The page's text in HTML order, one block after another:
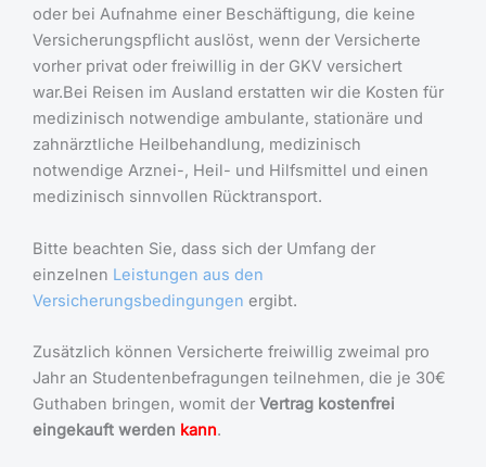
oder bei Aufnahme einer Beschäftigung, die keine
Versicherungspflicht auslöst, wenn der Versicherte
vorher privat oder freiwillig in der GKV versichert
war.Bei Reisen im Ausland erstatten wir die Kosten für
medizinisch notwendige ambulante, stationäre und
zahnärztliche Heilbehandlung, medizinisch
notwendige Arznei-, Heil- und Hilfsmittel und einen
medizinisch sinnvollen Rücktransport.
Bitte beachten Sie, dass sich der Umfang der
einzelnen Leistungen aus den
Versicherungsbedingungen ergibt.
Zusätzlich können Versicherte freiwillig zweimal pro
Jahr an Studentenbefragungen teilnehmen, die je 30€
Guthaben bringen, womit der Vertrag kostenfrei
eingekauft werden kann.